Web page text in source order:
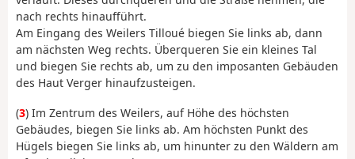
nach rechts hinaufführt.
Am Eingang des Weilers Tilloué biegen Sie links ab, dann
am nächsten Weg rechts. Überqueren Sie ein kleines Tal
und biegen Sie rechts ab, um zu den imposanten Gebäuden
des Haut Verger hinaufzusteigen.
(3) Im Zentrum des Weilers, auf Höhe des höchsten
Gebäudes, biegen Sie links ab. Am höchsten Punkt des
Hügels biegen Sie links ab, um hinunter zu den Wäldern am